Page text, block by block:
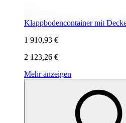
Klappbodencontainer mit
1 910,93 €
2 123,26 €
Mehr anzeigen